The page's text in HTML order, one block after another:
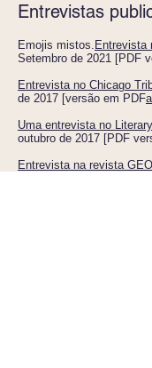
Entrevistas
Emojis mistos. Entrevista
Setembro de 2021 [PDF
Entrevista no Chicago
de 2017 [versão em PDF
Uma entrevista no
outubro de 2017 [PDF
Entrevista na revista GEO